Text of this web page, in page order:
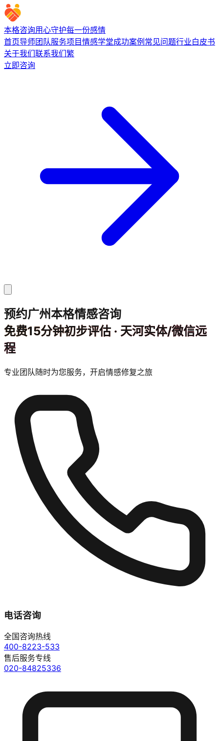
本格咨询用心守护每一份感情
首页导师团队服务项目情感学堂成功案例 常见问题行业白皮书
关于我们联系我们繁
立即咨询
预约广州本格情感咨询
免费15分钟初步评估 · 天河实体/微信远
程
专业团队随时为您服务，开启情感修复之旅
电话咨询
全国咨询热线
400-8223-533
售后服务专线
020-84825336